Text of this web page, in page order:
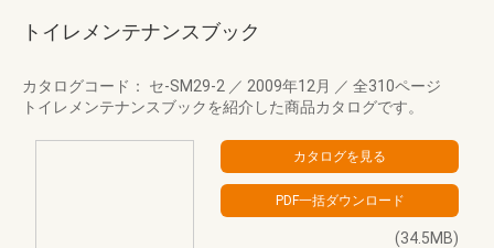
トイレメンテナンスブック
カタログコード： セ-SM29-2 ／ 2009年12月 ／ 全310ページ
トイレメンテナンスブックを紹介した商品カタログです。
(34.5MB)